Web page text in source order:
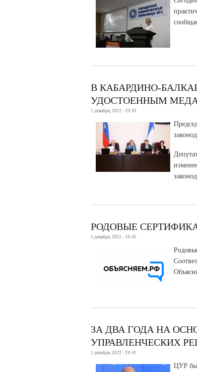
В КАБАРДИНО-
УДОСТОЕННЫМ
1 декабря, 2022 - 19:43
РОДОВЫЕ
1 декабря, 2022 - 19:42
ЗА ДВА ГОДА НА
УПРАВЛЕНЧЕСКИХ
1 декабря, 2022 - 19:41
ЦУР